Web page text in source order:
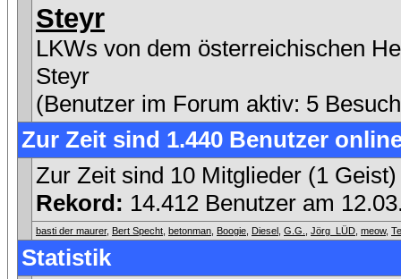
Steyr
LKWs von dem österreichischen
Steyr
(Benutzer im Forum aktiv: 5
Zur Zeit sind 1.440 Benutzer
Zur Zeit sind 10 Mitglieder (1
Rekord: 14.412 Benutzer am
basti der maurer, Bert Specht betonman Boogie Diesel G.G. Jörg_LÜD meow,
Statistik